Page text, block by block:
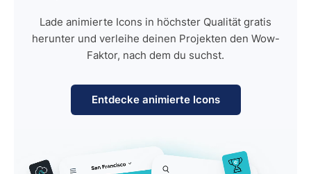
Lade animierte Icons in höchster Qualität gratis
herunter und verleihe deinen Projekten den Wow-
Faktor, nach dem du suchst.
Entdecke animierte Icons